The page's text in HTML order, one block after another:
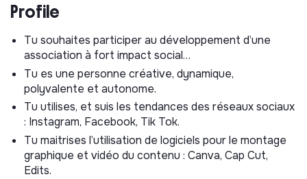
En Selle Giselle porte
Les Giselles en autonomie
Les Giselles en cyclothérapie
🔹 Les Giselles en autonomie – le vélo comme
vecteur d’émancipation
Avec ce projet, nous utilisons le vélo comme
d’autonomisation.
Concrètement, nous :
Profile
Tu souhaites participer au développement d’une
association à fort impact social…
Tu es une personne créative, dynamique,
polyvalente et autonome.
Tu utilises, et suis les tendances des réseaux sociaux
: Instagram, Facebook, Tik Tok.
Tu maitrises l’utilisation de logiciels pour le montage
graphique et vidéo du contenu : Canva, Cap Cut,
Edits.